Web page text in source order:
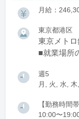
月給：
東京都港区
東京メト
■就業場所
週5
月, 火, 水,
【勤務時間
10:00〜